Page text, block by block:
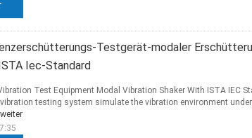
Testgerät-modaler
Iec-Standard
Test Equipment Modal Vibration Shaker With ISTA IEC
testing system simulate the vibration environment